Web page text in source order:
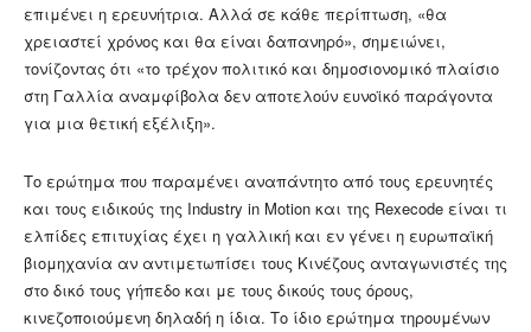
επιμένει η ερευνήτρια. Αλλά σε κάθε περίπτωση, «θα
χρειαστεί χρόνος και θα είναι δαπανηρό», σημειώνει,
τονίζοντας ότι «το τρέχον πολιτικό και δημοσιονομικό πλαίσιο
στη Γαλλία αναμφίβολα δεν αποτελούν ευνοϊκό παράγοντα
για μια θετική εξέλιξη».
Το ερώτημα που παραμένει αναπάντητο από τους ερευνητές
και τους ειδικούς της Industry in Motion και της Rexecode είναι τι
ελπίδες επιτυχίας έχει η γαλλική και εν γένει η ευρωπαϊκή
βιομηχανία αν αντιμετωπίσει τους Κινέζους ανταγωνιστές της
στο δικό τους γήπεδο και με τους δικούς τους όρους,
κινεζοποιούμενη δηλαδή η ίδια. Το ίδιο ερώτημα τηρουμένων